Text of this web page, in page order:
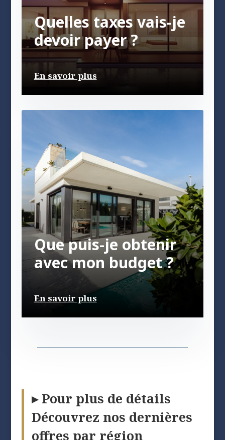
Quelles taxes vais-je
devoir payer ?
En savoir plus
Que puis-je obtenir
avec mon budget ?
En savoir plus
▸ Pour plus de détails
Découvrez nos dernières
offres par région